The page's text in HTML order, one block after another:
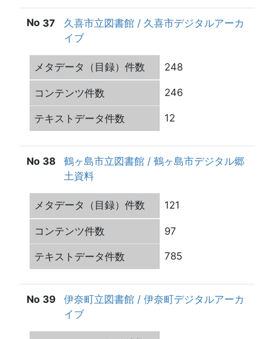
久喜市立図書館 / 久喜市デジタルアーカ
イブ
37
248
246
12
鶴ヶ島市立図書館 / 鶴ヶ島市デジタル郷
土資料
38
121
97
785
伊奈町立図書館 / 伊奈町デジタルアーカ
イブ
39